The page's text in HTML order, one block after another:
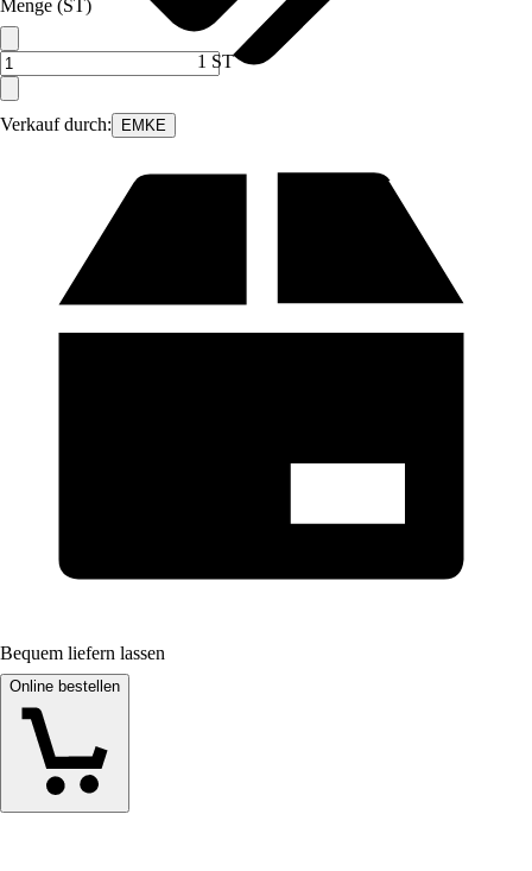
Verkauf durch: EMKE
Menge (ST)
1 ST
Bequem liefern lassen
Online bestellen